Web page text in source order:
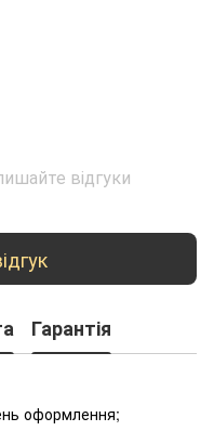
відгуки
Гарантія
оформлення;